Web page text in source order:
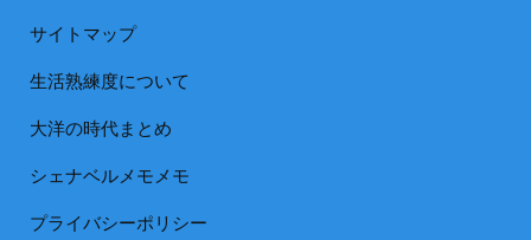
サイトマップ
生活熟練度について
大洋の時代まとめ
シェナベルメモメモ
プライバシーポリシー